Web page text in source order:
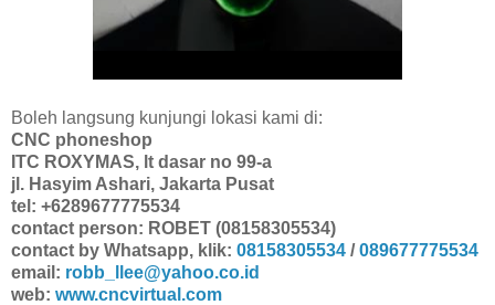
Boleh langsung kunjungi lokasi kami di:
CNC phoneshop
ITC ROXYMAS, lt dasar no 99-a
jl. Hasyim Ashari, Jakarta Pusat
tel: +6289677775534
contact person: ROBET (08158305534)
contact by Whatsapp, klik: 08158305534 /089677775534
email: robb_llee@yahoo.co.id
web: www.cncvirtual.com